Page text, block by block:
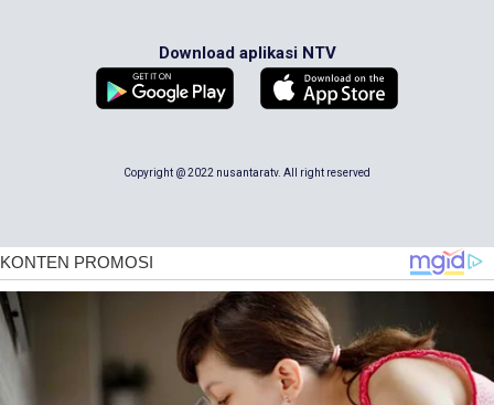
Download aplikasi NTV
Copyright @ 2022 nusantaratv. All right reserved